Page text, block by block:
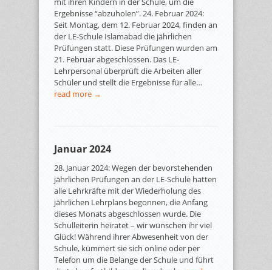
Ergebnisse “abzuholen”. 24. Februar 2024:
Seit Montag, dem 12. Februar 2024, finden an
der LE-Schule Islamabad die jährlichen
Prüfungen statt. Diese Prüfungen wurden am
21. Februar abgeschlossen. Das LE-
Lehrpersonal überprüft die Arbeiten aller
Schüler und stellt die Ergebnisse für alle…
read more →
Januar 2024
28. Januar 2024: Wegen der bevorstehenden
jährlichen Prüfungen an der LE-Schule hatten
alle Lehrkräfte mit der Wiederholung des
jährlichen Lehrplans begonnen, die Anfang
dieses Monats abgeschlossen wurde. Die
Schulleiterin heiratet – wir wünschen ihr viel
Glück! Während ihrer Abwesenheit von der
Schule, kümmert sie sich online oder per
Telefon um die Belange der Schule und führt